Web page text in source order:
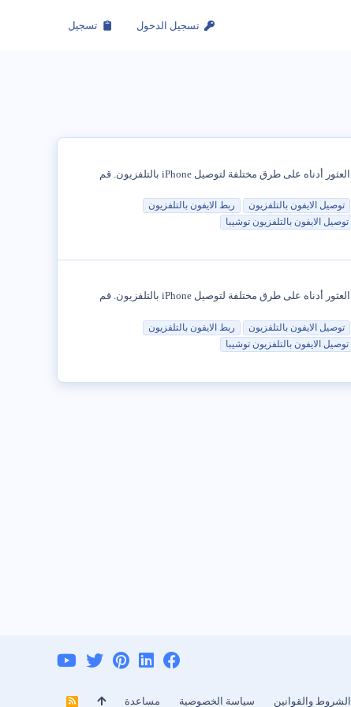
تسجيل الدخول تسجيل
من السهل حقًا توصيل iPhone بالتلفزيون ومشاهدة الأفلام والبرامج التلفزيونية ومقاطع الفيديو على الشاشة الكبيرة لتلفزيونك المنزلي. يمكنك العثور أدناه على طرق مختلفة لتوصيل iPhone بالتلفزيون. قم
توصيل الايفون بالتلفزيون
ربط الايفون بالتلفزيون
توصيل الايفون بالتلفزيون توشيبا
من السهل حقًا توصيل iPhone بالتلفزيون ومشاهدة الأفلام والبرامج التلفزيونية ومقاطع الفيديو على الشاشة الكبيرة لتلفزيونك المنزلي. يمكنك العثور أدناه على طرق مختلفة لتوصيل iPhone بالتلفزيون. قم
توصيل الايفون بالتلفزيون
ربط الايفون بالتلفزيون
توصيل الايفون بالتلفزيون توشيبا
الشروط والقوانين سياسة الخصوصية مساعدة
R